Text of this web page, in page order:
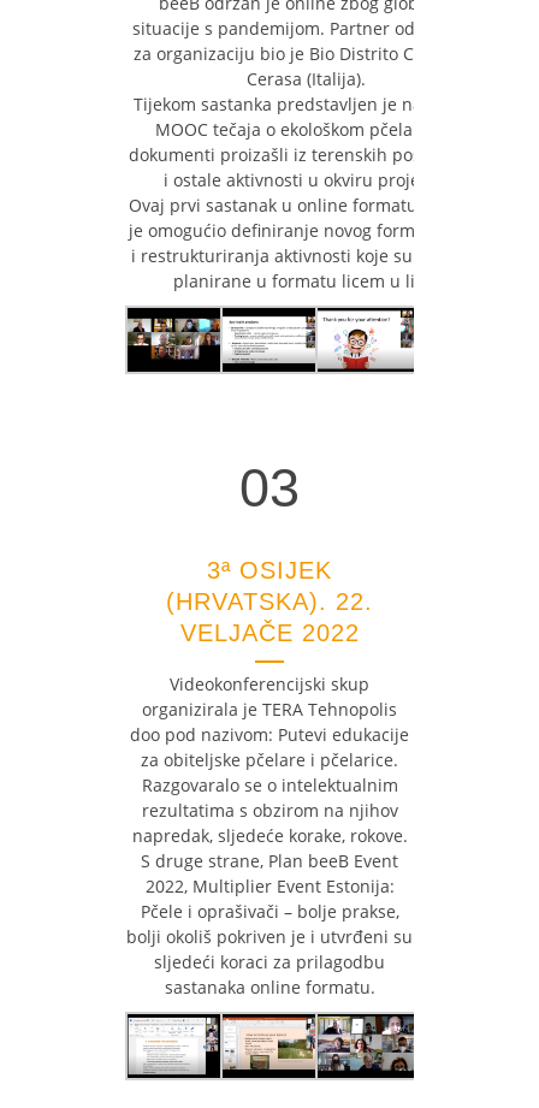
situacije s pandemijom. Partner odgovoran
za organizaciju bio je Bio Distrito Cilento iz
Cerasa (Italija).
Tijekom sastanka predstavljen je napredak
MOOC tečaja o ekološkom pčelarstvu,
dokumenti proizašli iz terenskih posjeta kao
i ostale aktivnosti u okviru projekta.
Ovaj prvi sastanak u online formatu također
je omogućio definiranje novog formata rada
i restrukturiranja aktivnosti koje su prvotno
planirane u formatu licem u lice.
03
3ª OSIJEK
(HRVATSKA). 22.
VELJAČE 2022
Videokonferencijski skup
organizirala je TERA Tehnopolis
doo pod nazivom: Putevi edukacije
za obiteljske pčelare i pčelarice.
Razgovaralo se o intelektualnim
rezultatima s obzirom na njihov
napredak, sljedeće korake, rokove.
S druge strane, Plan beeB Event
2022, Multiplier Event Estonija:
Pčele i oprašivači – bolje prakse,
bolji okoliš pokriven je i utvrđeni su
sljedeći koraci za prilagodbu
sastanaka online formatu.